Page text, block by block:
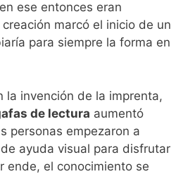
ese entonces eran
marcó el inicio de un
para siempre la forma en
la invención de la imprenta,
de lectura aumentó
personas empezaron a
ayuda visual para disfrutar
ende, el conocimiento se